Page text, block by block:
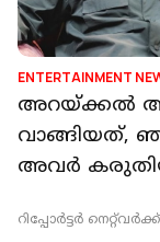
ENTERTAINMENT
അറയ്ക്കൽ
വാങ്ങിയത്,
അവർ
റിപ്പോർട്ടർ നെറ്റ്‌വര്‍ക്ക്‌